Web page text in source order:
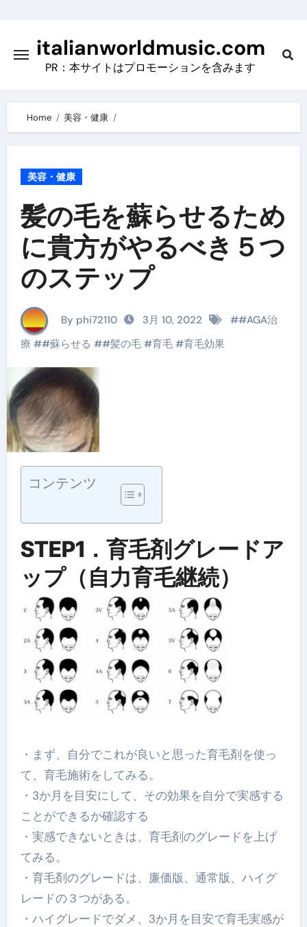
contentitalianworldmusic.com
PR：本サイトはプロモーションを含みます
Home 美容・健康
美容・健康
髪の毛を蘇らせるため
に貴方がやるべき５つ
のステップ
By phi72110 3月 10, 2022 ##AGA治
療 ##蘇らせる ##髪の毛#育毛#育毛効果
コンテンツ
STEP1．育毛剤グレードア
ップ（自力育毛継続）
・まず、自分でこれが良いと思った育毛剤を使っ
て、育毛施術をしてみる。
・3か月を目安にして、その効果を自分で実感する
ことができるか確認する
・実感できないときは、育毛剤のグレードを上げ
てみる。
・育毛剤のグレードは、廉価版、通常版、ハイグ
レードの３つがある。
・ハイグレードでダメ、3か月を目安で育毛実感が